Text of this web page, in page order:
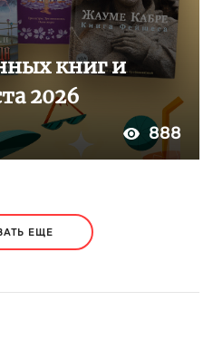
книг и
2026
888
ЕЩЕ